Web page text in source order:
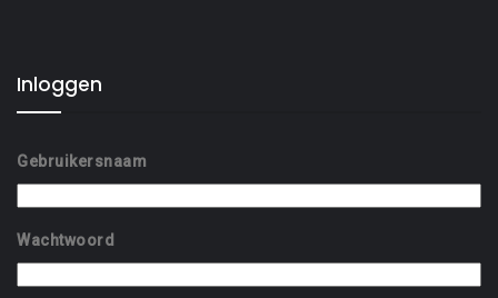
Inloggen
Gebruikersnaam
Wachtwoord